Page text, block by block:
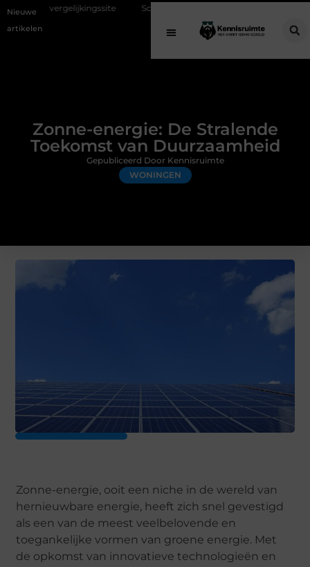
Nieuwe
artikelen
Schenking aan een goed doel: waarom geven belangrijk is
Zonne-energie: De Stralende
Toekomst van Duurzaamheid
WONINGEN
Gepubliceerd Door Kennisruimte
Zonne-energie, ooit een niche in de wereld van
hernieuwbare energie, heeft zich snel gevestigd
als een van de meest veelbelovende en
toegankelijke vormen van groene energie. Met
de opkomst van innovatieve technologieën en